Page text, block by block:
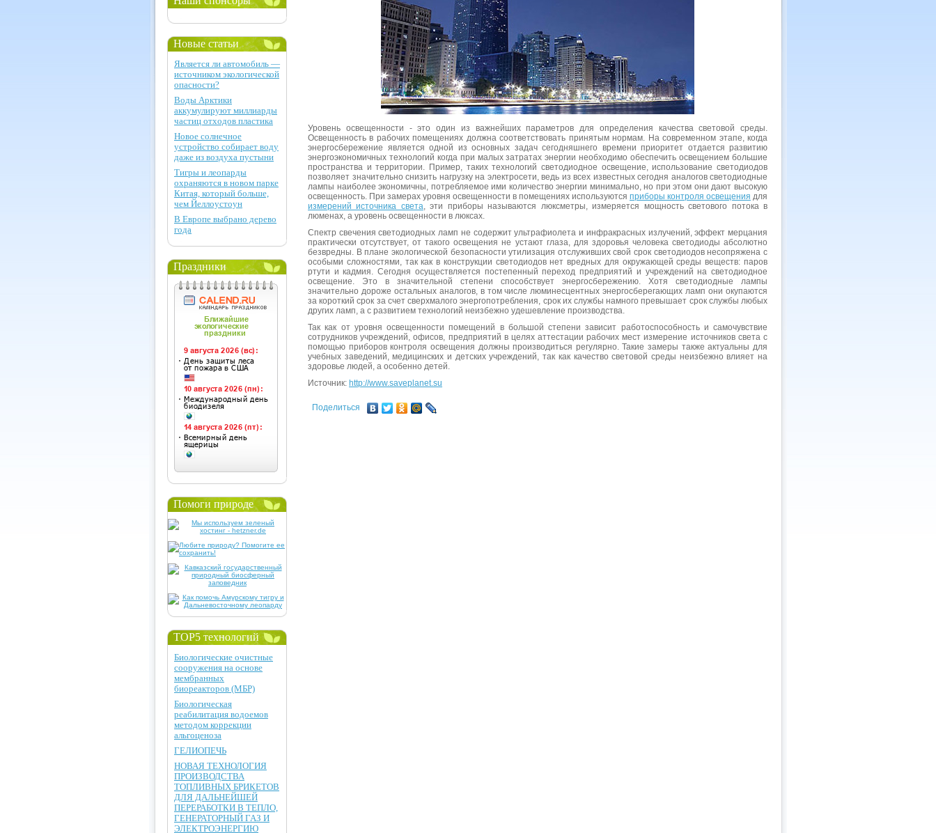
Уровень освещенности - это один из важнейших параметров для определения качества световой среды.
Освещенность в рабочих помещениях должна соответствовать принятым нормам. На современном этапе, когда
энергосбережение является одной из основных задач сегодняшнего времени приоритет отдается развитию
энергоэкономичных технологий когда при малых затратах энергии необходимо обеспечить освещением большие
пространства и территории. Пример, таких технологий светодиодное освещение, использование светодиодов
позволяет значительно снизить нагрузку на электросети, ведь из всех известных сегодня аналогов светодиодные
лампы наиболее экономичны, потребляемое ими количество энергии минимально, но при этом они дают высокую
освещенность. При замерах уровня освещенности в помещениях используются приборы контроля освещения для
измерений источника света, эти приборы называются люксметры, измеряется мощность светового потока в
люменах, а уровень освещенности в люксах.
Спектр свечения светодиодных ламп не содержит ультрафиолета и инфракрасных излучений, эффект мерцания
практически отсутствует, от такого освещения не устают глаза, для здоровья человека светодиоды абсолютно
безвредны. В плане экологической безопасности утилизация отслуживших свой срок светодиодов несопряжена с
особыми сложностями, так как в конструкции светодиодов нет вредных для окружающей среды веществ: паров
ртути и кадмия. Сегодня осуществляется постепенный переход предприятий и учреждений на светодиодное
освещение. Это в значительной степени способствует энергосбережению. Хотя светодиодные лампы
значительно дороже остальных аналогов, в том числе люминесцентных энергосберегающих ламп они окупаются
за короткий срок за счет сверхмалого энергопотребления, срок их службы намного превышает срок службы любых
других ламп, а с развитием технологий неизбежно удешевление производства.
Так как от уровня освещенности помещений в большой степени зависит работоспособность и самочувствие
сотрудников учреждений, офисов, предприятий в целях аттестации рабочих мест измерение источников света с
помощью приборов контроля освещения должны производиться регулярно. Такие замеры также актуальны для
учебных заведений, медицинских и детских учреждений, так как качество световой среды неизбежно влияет на
здоровье людей, а особенно детей.
Источник: http://www.saveplanet.su
Поделиться
Новые статьи
Является ли автомобиль —
источником экологической
опасности?
Воды Арктики
аккумулируют миллиарды
частиц отходов пластика
Новое солнечное
устройство собирает воду
даже из воздуха пустыни
Тигры и леопарды
охраняются в новом парке
Китая, который больше,
чем Йеллоустоун
В Европе выбрано дерево
года
Праздники
Помоги природе
TOP5 технологий
Биологические очистные
сооружения на основе
мембранных
биореакторов (МБР)
Биологическая
реабилитация водоемов
методом коррекции
альгоценоза
ГЕЛИОПЕЧЬ
НОВАЯ ТЕХНОЛОГИЯ
ПРОИЗВОДСТВА
ТОПЛИВНЫХ БРИКЕТОВ
ДЛЯ ДАЛЬНЕЙШЕЙ
ПЕРЕРАБОТКИ В ТЕПЛО,
ГЕНЕРАТОРНЫЙ ГАЗ И
ЭЛЕКТРОЭНЕРГИЮ